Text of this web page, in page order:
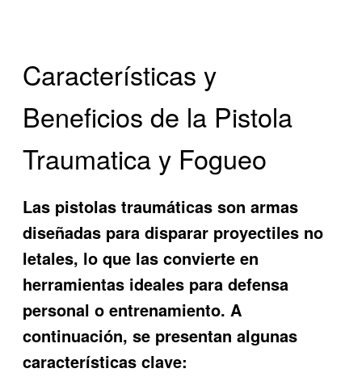
Características y
Beneficios de la Pistola
Traumatica y Fogueo
Las pistolas traumáticas son armas
diseñadas para disparar proyectiles no
letales, lo que las convierte en
herramientas ideales para defensa
personal o entrenamiento. A
continuación, se presentan algunas
características clave: